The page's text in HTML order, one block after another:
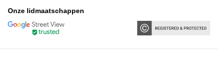
Onze lidmaatschappen